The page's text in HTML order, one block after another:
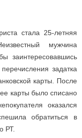
стала 25-летняя
мужчина
заинтересовавшись
задатка
карты. После
карты было списано
оказался
обратиться в
РТ.